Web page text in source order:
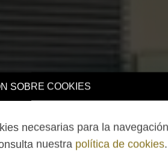
SOBRE COOKIES
necesarias para la
nuestra política de cookies.